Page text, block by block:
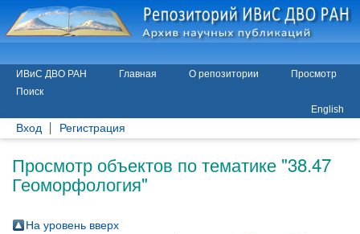
ИВиС ДВО РАН Главная О репозитории
Просмотр
Поиск
English
Вход Регистрация
Просмотр объектов по тематике "38.47
Геоморфология"
На уровень вверх